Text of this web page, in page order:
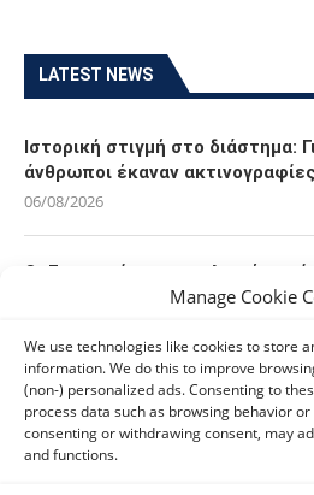
Manage Cookie
We use technologies like cookies to store
information. We do this to improve
(non-) personalized ads. Consenting to
process data such as browsing behavior
consenting or withdrawing consent, may
and functions.
LATEST NEWS
Ιστορική στιγμή στο διάστημα:
άνθρωποι έκαναν
06/08/2026
Οι Ευρωπαίοι καταναλωτές
τα νέα Samsung Galaxy Z Fold8
Οι χρήστες Mac είναι
κυβερνοαπειλές αλλά
προστασίας